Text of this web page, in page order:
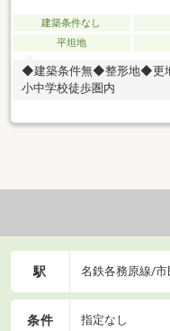
建築条件なし
平坦地
◆建築条件無◆整形地◆更
小中学校徒歩圏内
駅 名鉄各務原線/市
条件 指定なし